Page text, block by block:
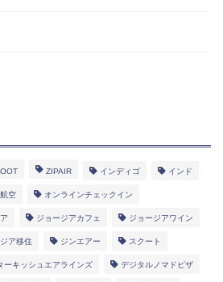
ZIPAIR インディゴ インド
空 オンラインチェックイン
ジョージアカフェ ジョージアワイン
ア移住 ジンエアー スクート
ーキッシュエアラインズ デジタルノマドビザ